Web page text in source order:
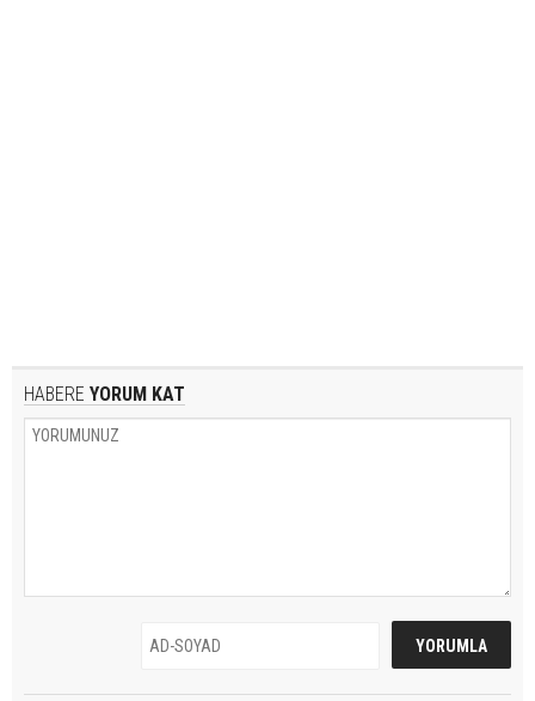
HABERE YORUM KAT